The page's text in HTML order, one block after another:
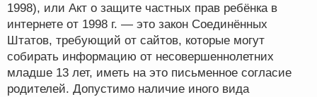
1998), или Акт о защите частных прав ребёнка в
интернете от 1998 г. — это закон Соединённых
Штатов, требующий от сайтов, которые могут
собирать информацию от несовершеннолетних
младше 13 лет, иметь на это письменное согласие
родителей. Допустимо наличие иного вида